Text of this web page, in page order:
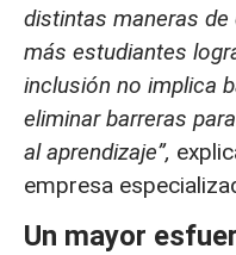
distintas maneras
más estudiantes
inclusión no implica
eliminar barreras
al aprendizaje”,
empresa
Un mayor